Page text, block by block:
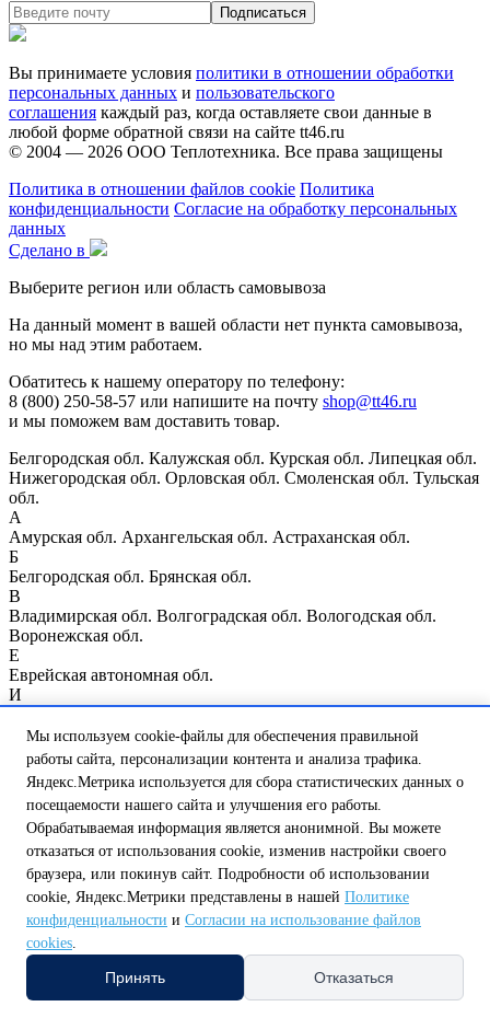
Вы принимаете условия политики в отношении обработки
персональных данных и пользовательского
соглашения каждый раз, когда оставляете свои данные в
любой форме обратной связи на сайте tt46.ru
© 2004 — 2026 ООО Теплотехника. Все права защищены
Политика в отношении файлов cookie Политика
конфиденциальности Согласие на обработку персональных
данных
Сделано в
Выберите регион или область самовывоза
На данный момент в вашей области нет пункта самовывоза,
но мы над этим работаем.
Обатитесь к нашему оператору по телефону:
8 (800) 250-58-57 или напишите на почту shop@tt46.ru
и мы поможем вам доставить товар.
Белгородская обл. Калужская обл. Курская обл. Липецкая обл.
Нижегородская обл. Орловская обл. Смоленская обл. Тульская
обл.
А
Амурская обл. Архангельская обл. Астраханская обл.
Б
Белгородская обл. Брянская обл.
В
Владимирская обл. Волгоградская обл. Вологодская обл.
Воронежская обл.
Е
Еврейская автономная обл.
И
Казань Калининградская обл. Калужская обл. Кемеровская
обл.
Кировская обл. Костромская обл. Курганская обл.
Курская обл.
Ленинградская обл. Липецкая обл.
Магаданская обл. Москва Москва и Московская обл.
Мурманская обл.
Нижегородская обл. Нижний Новгород Новгородская обл.
Новосибирская обл.
Оренбургская обл.
Мы используем cookie-файлы для обеспечения правильной
работы сайта, персонализации контента и анализа трафика.
Яндекс.Метрика используется для сбора статистических данных о
посещаемости нашего сайта и улучшения его работы.
Обрабатываемая информация является анонимной. Вы можете
отказаться от использования cookie, изменив настройки своего
браузера, или покинув сайт. Подробности об использовании
cookie, Яндекс.Метрики представлены в нашей Политике
конфиденциальности и Согласии на использование файлов
cookies.
Принять Отказаться